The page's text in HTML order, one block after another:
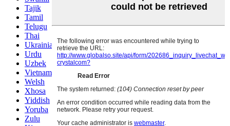
Tajik
Tamil
Telugu
Thai
Ukrainian
Urdu
Uzbek
Vietnamese
Welsh
Xhosa
Yiddish
Yoruba
Zulu